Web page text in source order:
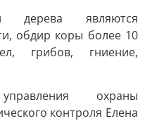
дерева являются
обдир коры более 10
грибов, гниение,
охраны
контроля Елена